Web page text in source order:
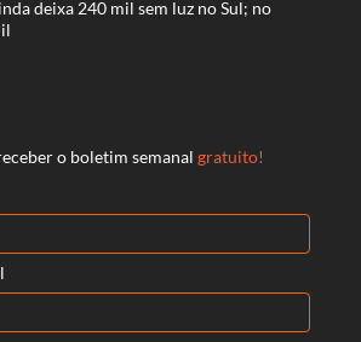
deixa 240 mil sem luz no Sul; no
o boletim semanal gratuito!